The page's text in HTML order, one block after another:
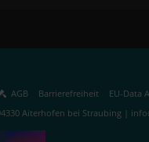
AGB Barrierefreiheit EU-Data
Aiterhofen bei Straubing |